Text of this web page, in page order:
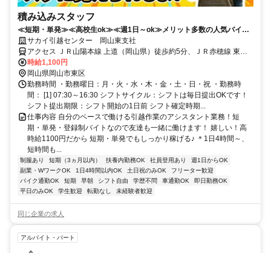
積み込みスタッフ
≪短期・単発≫≪高校生ok≫≪週1日～ok≫メリット多数の人気バイト♪
時給1100円で稼げる!!
サカイ引越センター 岡山東支社
アクセス ＪＲ山陽本線 上道（岡山県）徒歩約5分、ＪＲ赤穂線 東岡
山北口徒歩約46分、ＪＲ山陽本線 東岡山北口徒歩約46分 山陽本線 上
道駅 徒歩１分
時給1,100円
岡山県岡山市東区
勤務時間 ・勤務曜日：月・火・水・木・金・土・日・祝 ・勤務時
間： [1] 07:30～16:30 シフトサイクル：シフトは毎日提出OKです！
シフト提出期限：シフト開始の1日前 シフト確定時期...
仕事内容 自分のペースで働ける引越作業のアシスタント業務！短
期・単発・登録制バイトなので友達も一緒に働けます！ 嬉しい！高
時給1100円だから 短期・単発でもしっかり稼げる♪ ＊1日4時間～、
短時間も...
制服あり 短期（3ヵ月以内） 扶養内勤務OK 社員登用あり
週1日からOK
副業・WワークOK
1日4時間以内OK 土日祝のみOK
フリーター歓迎
バイク通勤OK
短期 早朝 シフト自由 学歴不問 車通勤OK
即日勤務OK
平日のみOK
学生歓迎 転勤なし 未経験者歓迎
同じ企業の求人
アルバイト・パート